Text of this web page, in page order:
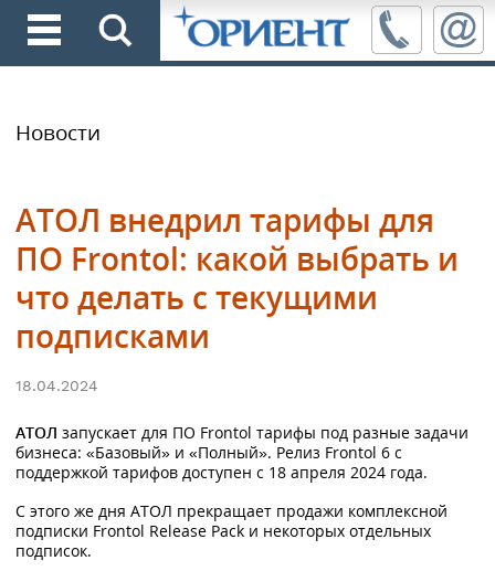
Новости
АТОЛ внедрил тарифы для
ПО Frontol: какой выбрать и
что делать с текущими
подписками
18.04.2024
АТОЛ запускает для ПО Frontol тарифы под разные задачи
бизнеса: «Базовый» и «Полный». Релиз Frontol 6 с
поддержкой тарифов доступен с 18 апреля 2024 года.
С этого же дня АТОЛ прекращает продажи комплексной
подписки Frontol Release Pack и некоторых отдельных
подписок.